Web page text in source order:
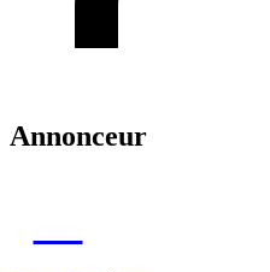
Annonceur